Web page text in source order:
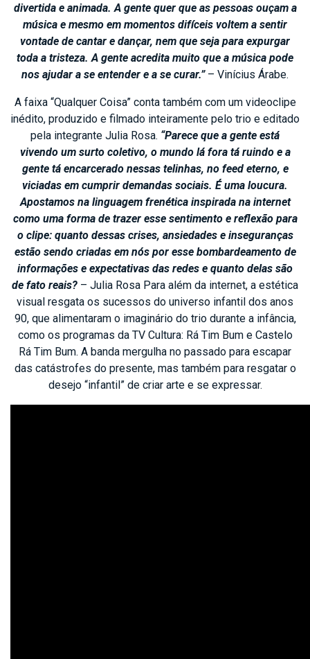
divertida e animada. A gente quer que as pessoas ouçam a
música e mesmo em momentos difíceis voltem a sentir
vontade de cantar e dançar, nem que seja para expurgar
toda a tristeza. A gente acredita muito que a música pode
nos ajudar a se entender e a se curar.”– Vinícius Árabe.
A faixa “Qualquer Coisa” conta também com um videoclipe
inédito, produzido e filmado inteiramente pelo trio e editado
pela integrante Julia Rosa. “Parece que a gente está
vivendo um surto coletivo, o mundo lá fora tá ruindo e a
gente tá encarcerado nessas telinhas, no feed eterno, e
viciadas em cumprir demandas sociais. É uma loucura.
Apostamos na linguagem frenética inspirada na internet
como uma forma de trazer esse sentimento e reflexão para
o clipe: quanto dessas crises, ansiedades e inseguranças
estão sendo criadas em nós por esse bombardeamento de
informações e expectativas das redes e quanto delas são
de fato reais? – Julia Rosa Para além da internet, a estética
visual resgata os sucessos do universo infantil dos anos
90, que alimentaram o imaginário do trio durante a infância,
como os programas da TV Cultura: Rá Tim Bum e Castelo
Rá Tim Bum. A banda mergulha no passado para escapar
das catástrofes do presente, mas também para resgatar o
desejo “infantil” de criar arte e se expressar.